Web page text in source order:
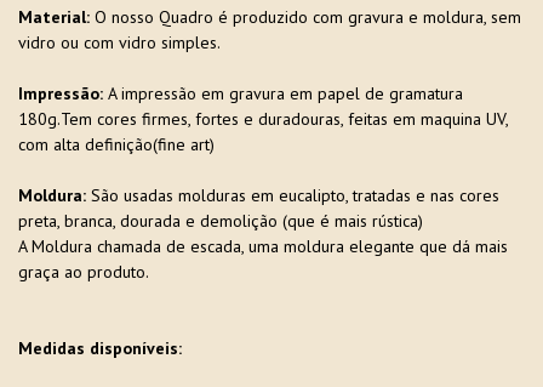
Material: O nosso Quadro é produzido com gravura e moldura, sem
vidro ou com vidro simples.
Impressão: A impressão em gravura em papel de gramatura
180g.Tem cores firmes, fortes e duradouras, feitas em maquina UV,
com alta definição(fine art)
Moldura: São usadas molduras em eucalipto, tratadas e nas cores
preta, branca, dourada e demolição (que é mais rústica)
A Moldura chamada de escada, uma moldura elegante que dá mais
graça ao produto.
Medidas disponíveis: